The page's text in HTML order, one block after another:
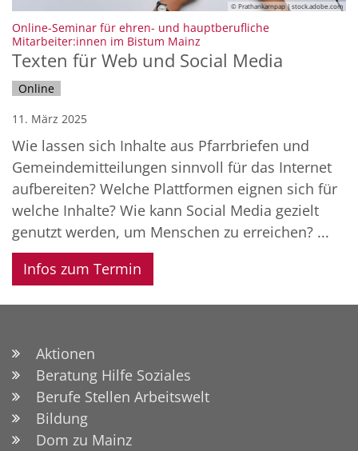
© Prathankarnpap | stock.adobe.com
Online-Seminar für ehren- und hauptberufliche
Mitarbeiter:innen im Bistum Mainz
Texten für Web und Social Media
Online
11. März 2025
Wie lassen sich Inhalte aus Pfarrbriefen und
Gemeindemitteilungen sinnvoll für das Internet
aufbereiten? Welche Plattformen eignen sich für
welche Inhalte? Wie kann Social Media gezielt
genutzt werden, um Menschen zu erreichen? ...
Infos zum Termin
Aktionen
Beratung Hilfe Soziales
Berufe Stellen Arbeitswelt
Bildung
Dom zu Mainz